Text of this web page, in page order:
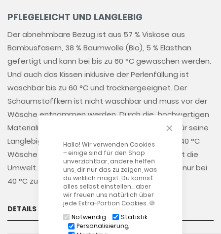
CLOSE
Hallo! Wir verwenden Cookies
– einige sind für den Shop
unverzichtbar, andere helfen
uns, dir nur das zu zeigen, was
du wirklich magst. Du kannst
alles selbst einstellen… aber
wir freuen uns natürlich über
jede Extra-Portion Cookies. 🍪
Notwendig
Statistik
Personalisierung
PFLEGELEICHT UND LANGLEBIG
Der abnehmbare Bezug ist aus 57 % Viskose aus
Bambusfasern, 38 % Baumwolle (Bio), 5 % Elasthan
gefertigt und kann bei bis zu 60 °C gewaschen werden.
Und auch das Kissen inklusive der Perlenfüllung ist
waschbar bis zu 60 °C und trocknergeeignet. Der
Schaumstoffkern ist nicht waschbar und muss vor der
Wäsche entnommen werden. Durch die hochwertigen
Materialien zeichnet sich das Kissen vor allem für seine
Langlebigkeit aus. Tipp: In der Regel reicht eine 40 °C
Wäsche völlig aus. Das spart Energie und schont die
Umwelt. Daher empfehlen wir, unsere Produkte nur bei
40 °C zu waschen.
DETAILS